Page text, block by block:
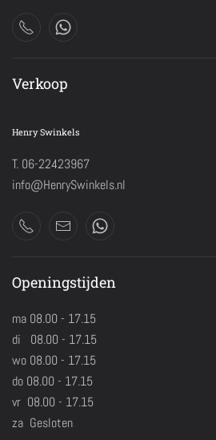
Verkoop
Henry Swinkels
T. 06-22423967
info@HenrySwinkels.nl
Openingstijden
ma 08.00 - 17.15
di 08.00 - 17.15
wo 08.00 - 17.15
do 08.00 - 17.15
vr 08.00 - 17.15
za Gesloten